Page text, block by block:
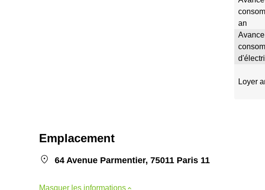
an
Loyer
Emplacement
64 Avenue Parmentier, 75011 Paris 11
Masquer les informations